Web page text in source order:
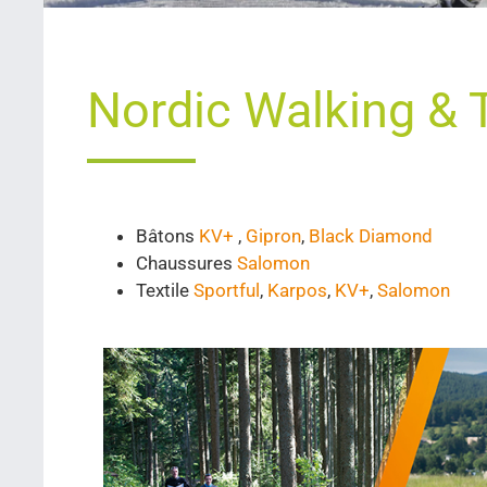
Nordic Walking &
Bâtons KV+ , Gipron, Black Diamond
Chaussures Salomon
Textile Sportful, Karpos, KV+, Salomon